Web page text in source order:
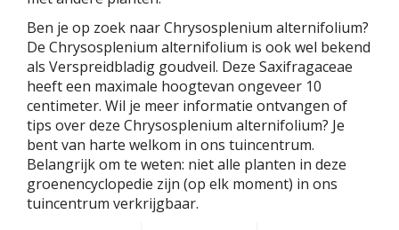
Ben je op zoek naar Chrysosplenium alternifolium?
De Chrysosplenium alternifolium is ook wel bekend
als Verspreidbladig goudveil. Deze Saxifragaceae
heeft een maximale hoogtevan ongeveer 10
centimeter. Wil je meer informatie ontvangen of
tips over deze Chrysosplenium alternifolium? Je
bent van harte welkom in ons tuincentrum.
Belangrijk om te weten: niet alle planten in deze
groenencyclopedie zijn (op elk moment) in ons
tuincentrum verkrijgbaar.